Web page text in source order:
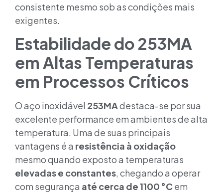
consistente mesmo sob as condições mais
exigentes.
Estabilidade do 253MA
em Altas Temperaturas
em Processos Críticos
O aço inoxidável 253MAdestaca-se por sua
excelente performance em ambientes de alta
temperatura. Uma de suas principais
vantagens é a resistência à oxidação
mesmo quando exposto a temperaturas
elevadas e constantes, chegando a operar
com segurança até cerca de 1100 °C em